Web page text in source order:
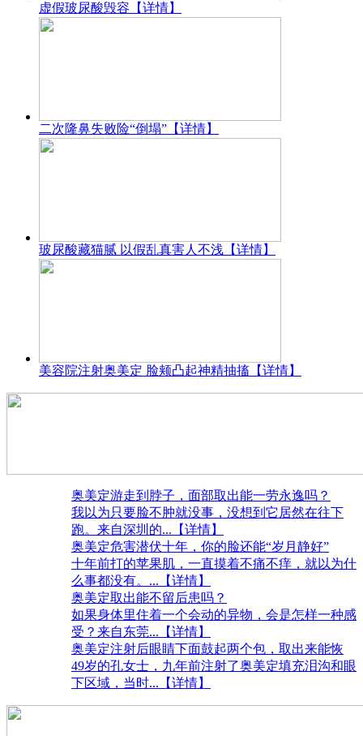
虚假玻尿酸毁容 【详情】
二次隆鼻失败险“倒塌” 【详情】
玻尿酸藏猫腻 以假乱真害人不浅 【详情】
美容院注射奥美定 脸颊凸起神精抽搐 【详情】
奥美定游走到脖子，面部取出能一劳永逸吗？
我以为只要脸不肿就没事，没想到它居然在往下
跑。来自深圳的...【详情】
奥美定危害潜伏十年，你的脸还能“岁月静好”
十年前打的苹果肌，一直摸着不痛不痒，就以为什
么事都没有。 ...【详情】
奥美定取出能不留后患吗？
如果身体里住着一个会动的异物，会是怎样一种感
受？来自东莞...【详情】
奥美定注射后眼睛下面鼓起两个包，取出来能恢
49岁的孔女士，九年前注射了奥美定填充泪沟和眼
下区域，当时...【详情】